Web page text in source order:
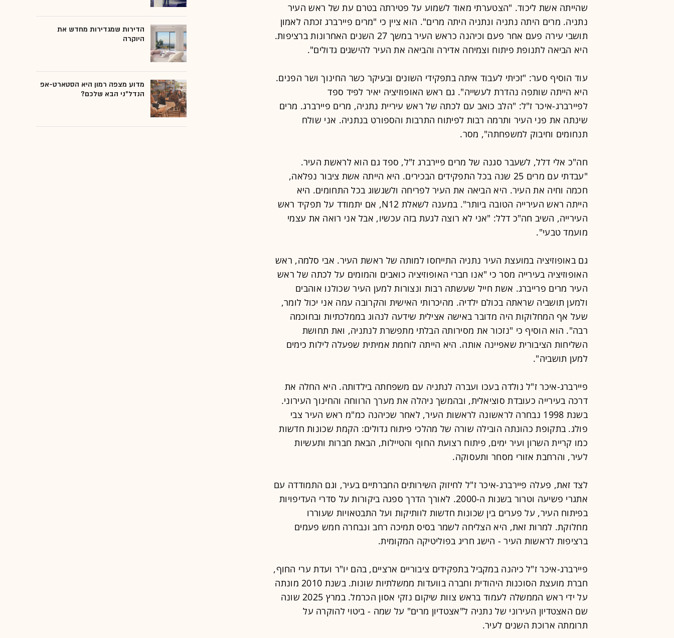
שהייתה אשת ליכוד. "הצטערתי מאוד לשמוע על פטירתה בטרם עת של ראש העיר
נתניה. ‏מרים היתה נתניה ונתניה היתה מרים". הוא ציין כי "‏מרים פיירברג זכתה לאמון
תושבי עירה פעם אחר פעם וכיהנה כראש העיר במשך 27 השנים האחרונות ברציפות.
היא הביאה לתנופת פיתוח וצמיחה אדירה והביאה את העיר להישגים גדולים".
עוד הוסיף סער: "‏זכיתי לעבוד איתה בתפקידי השונים ובעיקר כשר החינוך ושר הפנים.
היא הייתה שותפה נהדרת לעשייה". גם ראש האופוזיציה יאיר לפיד ספד
לפיירברג-איכר ז"ל: "הלב כואב עם לכתה של ראש עיריית נתניה, מרים פיירברג. מרים
שינתה את פני העיר ותרמה רבות לפיתוח התרבות והספורט בנתניה. אני שולח
תנחומים וחיבוק למשפחתה", מסר.
חה"כ אלי דלל, לשעבר סגנה של מרים פיירברג ז"ל, ספד גם הוא לראשת העיר.
"עבדתי עם מרים 25 שנה בכל התפקידים הבכירים. היא הייתה אשת ציבור נפלאה,
חכמה וחיה את העיר. היא הביאה את העיר לפריחה ולשגשוג בכל התחומים. היא
הייתה ראש העירייה הטובה ביותר". במענה לשאלת N12, אם יתמודד על תפקיד ראש
העירייה, השיב חה"כ דלל: "אני לא רוצה לגעת בזה עכשיו, אבל אני רואה את עצמי
מועמד טבעי".
גם באופוזיציה במועצת העיר נתניה התייחסו למותה של ראשת העיר. אבי סלמה, ראש
האופוזיציה בעירייה מסר כי "אנו חברי האופוזיציה כואבים והמומים על לכתה של ראש
העיר מרים פרייברג. אשת חייל שעשתה רבות ונצורות למען העיר שכולנו אוהבים
ולמען תושביה שראתה בכולם ילדיה. מהיכרותי האישית והקרובה עמה אני יכול לומר,
שעל אף המחלוקות היה מדובר באישה אצילית שידעה לנהוג בממלכתיות ובחוכמה
רבה". הוא הוסיף כי "נזכור את מסירותה הבלתי מתפשרת לנתניה, ואת תחושת
השליחות הציבורית שאפיינה אותה. היא הייתה לוחמת אמיתית שפעלה לילות כימים
למען תושביה".
פיירברג-איכר ז"ל נולדה בעכו ועברה לנתניה עם משפחתה בילדותה. היא החלה את
דרכה בעירייה כעובדת סוציאלית, ובהמשך ניהלה את מערך הרווחה והחינוך העירוני.
בשנת 1998 נבחרה לראשונה לראשות העיר, לאחר שכיהנה כמ"מ ראש העיר צבי
פולג. בתקופת כהונתה הובילה שורה של מהלכי פיתוח גדולים: הקמת שכונות חדשות
כמו קריית השרון ועיר ימים, פיתוח רצועת החוף והטיילות, הבאת חברות ותעשיות
לעיר, והרחבת אזורי מסחר ותעסוקה.
לצד זאת, פעלה פיירברג-איכר ז"ל לחיזוק השירותים החברתיים בעיר, וגם התמודדה עם
אתגרי פשיעה וטרור בשנות ה-2000. לאורך הדרך ספגה ביקורות על סדרי העדיפויות
בפיתוח העיר, על פערים בין שכונות חדשות לוותיקות ועל התבטאויות שעוררו
מחלוקת. למרות זאת, היא הצליחה לשמר בסיס תמיכה רחב ונבחרה חמש פעמים
ברציפות לראשות העיר - הישג חריג בפוליטיקה המקומית.
פיירברג-איכר ז"ל כיהנה במקביל בתפקידים ציבוריים ארציים, בהם יו"ר ועדת ערי החוף,
חברת מועצת הסוכנות היהודית וחברה בוועדות ממשלתיות שונות. בשנת 2010 מונתה
על ידי ראש הממשלה לעמוד בראש צוות שיקום נזקי אסון הכרמל. במרץ 2025 שונה
שם האצטדיון העירוני של נתניה ל"אצטדיון מרים" על שמה - ביטוי להוקרה על
תרומתה ארוכת השנים לעיר.
הדירות שמגדירות מחדש את
היוקרה
מדוע מצפה רמון היא הסטארט-אפ
הנדל"ני הבא שלכם?